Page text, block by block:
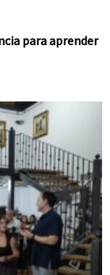
para aprender